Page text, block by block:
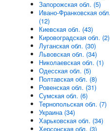
Запорожская обл. (5)
Ивано-Франковская обл.
(12)
Киевская обл. (43)
Кировоградская обл. (2)
Луганская обл. (30)
Львовская обл. (34)
Николаевская обл. (1)
Одесская обл. (5)
Полтавская обл. (8)
Ровенская обл. (31)
Сумская обл. (6)
Тернопольская обл. (7)
Украина (34)
Харьковская обл. (34)
Херсонская обл. (3)